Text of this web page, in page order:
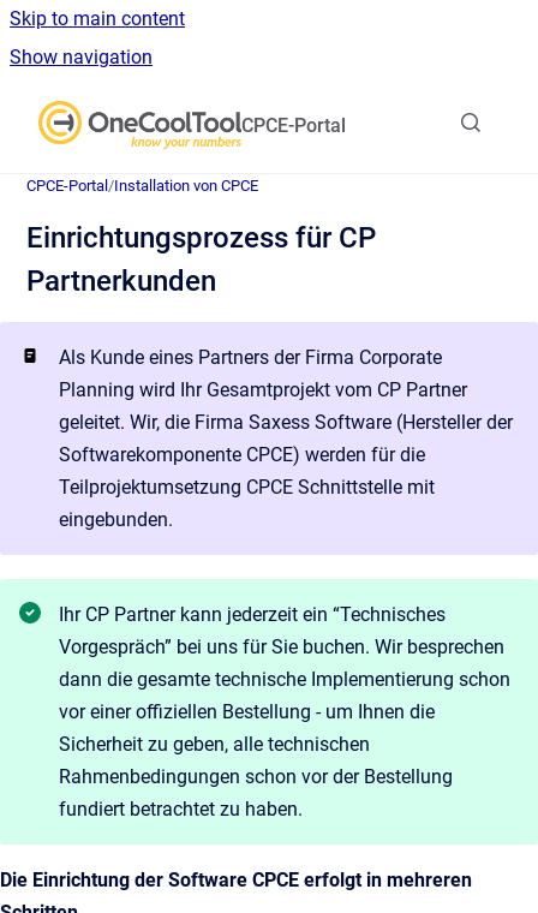
Skip to main content
Show navigation
CPCE-Portal
CPCE-Portal/Installation von CPCE
Einrichtungsprozess für CP
Partnerkunden
Als Kunde eines Partners der Firma Corporate
Planning wird Ihr Gesamtprojekt vom CP Partner
geleitet. Wir, die Firma Saxess Software (Hersteller der
Softwarekomponente CPCE) werden für die
Teilprojektumsetzung CPCE Schnittstelle mit
eingebunden.
Ihr CP Partner kann jederzeit ein “Technisches
Vorgespräch” bei uns für Sie buchen. Wir besprechen
dann die gesamte technische Implementierung schon
vor einer offiziellen Bestellung - um Ihnen die
Sicherheit zu geben, alle technischen
Rahmenbedingungen schon vor der Bestellung
fundiert betrachtet zu haben.
Die Einrichtung der Software CPCE erfolgt in mehreren